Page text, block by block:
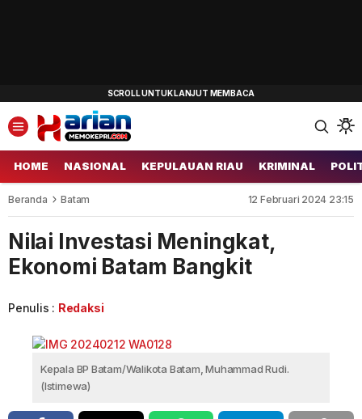
HOME NASIONAL KEPULAUAN RIAU KRIMINAL
Beranda Batam 12 Februari 2024 23:15
Nilai Investasi Meningkat,
Ekonomi Batam Bangkit
Penulis : Redaksi
Kepala BP Batam/Walikota Batam, Muhammad Rudi.
(Istimewa)